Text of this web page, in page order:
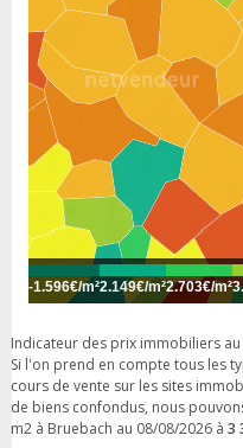
-1.596€/m²2.149€/m²2.703€/m²
Indicateur des prix immobiliers
Si l'on prend en compte tous les
cours de vente sur les sites
de biens confondus, nous
m2 à Bruebach au 08/08/2026 à 3